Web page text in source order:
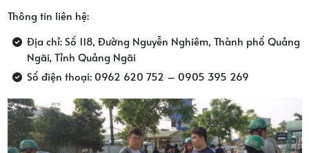
Thông tin liên hệ:
Địa chỉ: Số 118, Đường Nguyễn Nghiêm, Thành phố Quảng
Ngãi, Tỉnh Quảng Ngãi
Số điện thoại: 0962 620 752 – 0905 395 269